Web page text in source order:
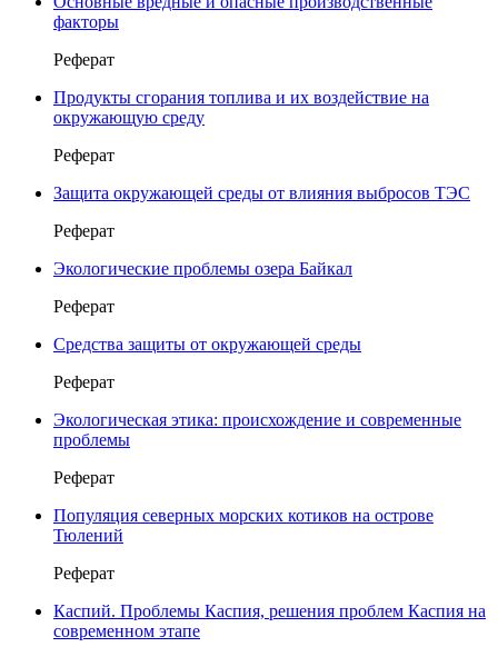
факторы
Реферат
Продукты сгорания топлива и их воздействие на
окружающую среду
Реферат
Защита окружающей среды от влияния выбросов ТЭС
Реферат
Экологические проблемы озера Байкал
Реферат
Средства защиты от окружающей среды
Реферат
Экологическая этика: происхождение и современные
проблемы
Реферат
Популяция северных морских котиков на острове
Тюлений
Реферат
Каспий. Проблемы Каспия, решения проблем Каспия на
современном этапе